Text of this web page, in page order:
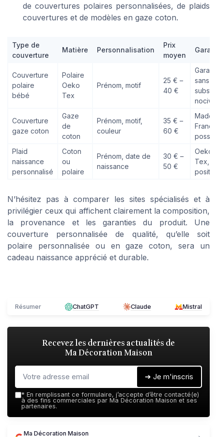
de couvertures polaires personnalisées, de plaids
couvertures et de modèles en gaze coton.
Type de
couverture
Matière Personnalisation
Prix
moyen
Couverture
polaire
bébé
Polaire
Oeko
Tex
Prénom, motif
25 € –
40 €
Garanti
sans
nocive
Couverture
gaze coton
Gaze
de
coton
Prénom, motif,
couleur
35 € –
60 €
Made
France
Plaid
naissance
personnalisé
Coton
ou
polaire
Prénom, date de
naissance
30 € –
50 €
Oeko
Tex,
positifs
N’hésitez pas à comparer les sites spécialisés et à
privilégier ceux qui affichent clairement la composition,
la provenance et les garanties du produit. Une
couverture personnalisée de qualité, qu’elle soit
polaire personnalisée ou en gaze coton, sera un
cadeau naissance apprécié et durable.
Résumer ChatGPT Claude Mistral
Recevez les dernières actualités de
Ma Décoration Maison
➔ Je m'inscris
* En remplissant ce formulaire, j’accepte d’être contacté(e)
à des fins commerciales par Ma Décoration Maison et ses
partenaires.
Ma Décoration Maison